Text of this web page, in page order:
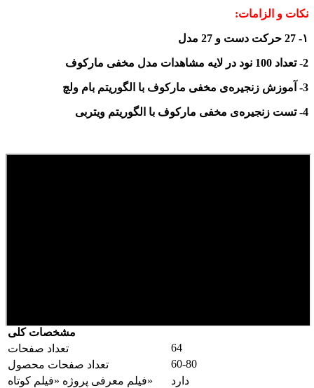
نکات و الزامات:
۱- 27 حرکت دست و 27 مدل
2- تعداد 100 نود در لایه مشاهدات مدل مخفی مارکوف
3- آموزش زنجیره‌ی مخفی مارکوف با الگوریتم بام ولچ
4
-تست زنجیره‌ی مخفی مارکوف با الگوریتم ویتربی
مشخصات کلی
تعداد صفحات
64
تعداد صفحات محصول
60-80
فیلم معرفی پروژه «فیلم کوتاه»
دارد